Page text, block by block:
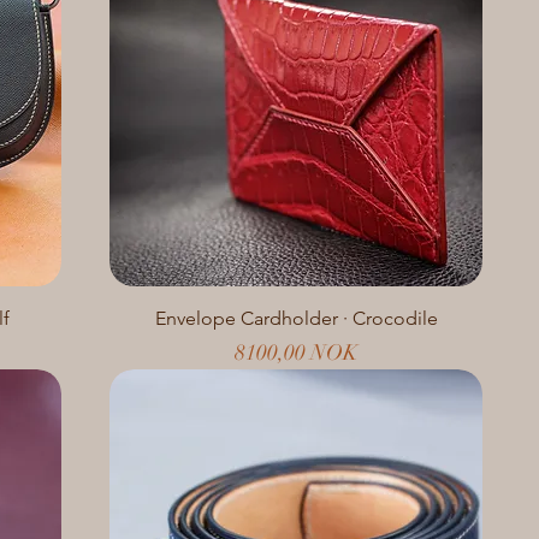
Envelope Cardholder · Crocodile
Prezzo
8100,00 NOK